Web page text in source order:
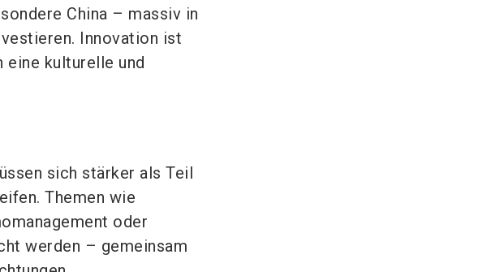
China – massiv in
Innovation ist
eine kulturelle und
sich stärker als Teil
Themen wie
oder
werden – gemeinsam